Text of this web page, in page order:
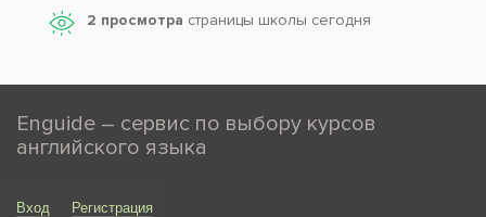
2 просмотра страницы школы сегодня
Enguide – сервис по выбору курсов
английского языка
Вход Регистрация